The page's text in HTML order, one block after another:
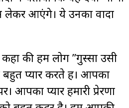
आएंगे। ये उनका वादा
की हम लोग ”गुस्सा उसी
प्यार करते हैं। आपका
आपका प्यार हमारी प्रेरणा